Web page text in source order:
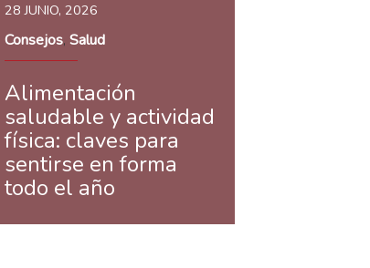
28 JUNIO, 2026
Consejos, Salud
Alimentación
saludable y actividad
física: claves para
sentirse en forma
todo el año